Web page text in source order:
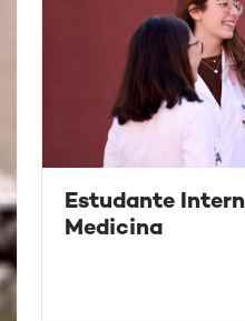
Estudante
Medicina